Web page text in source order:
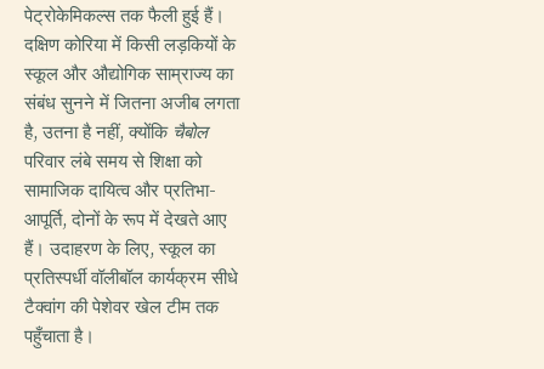
पेट्रोकेमिकल्स तक फैली हुई हैं।
दक्षिण कोरिया में किसी लड़कियों के
स्कूल और औद्योगिक साम्राज्य का
संबंध सुनने में जितना अजीब लगता
है, उतना है नहीं, क्योंकि चैबोल
परिवार लंबे समय से शिक्षा को
सामाजिक दायित्व और प्रतिभा-
आपूर्ति, दोनों के रूप में देखते आए
हैं। उदाहरण के लिए, स्कूल का
प्रतिस्पर्धी वॉलीबॉल कार्यक्रम सीधे
टैक्वांग की पेशेवर खेल टीम तक
पहुँचाता है।